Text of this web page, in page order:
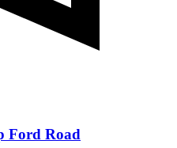
Ford Road